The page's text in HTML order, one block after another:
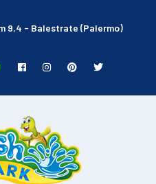
9,4 - Balestrate (Palermo)